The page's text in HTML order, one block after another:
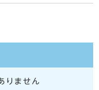
りません